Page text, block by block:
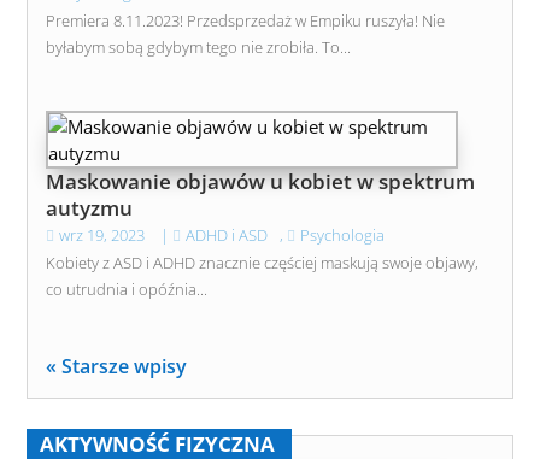
Premiera 8.11.2023! Przedsprzedaż w Empiku ruszyła! Nie
byłabym sobą gdybym tego nie zrobiła. To...
Maskowanie objawów u kobiet w spektrum
autyzmu
wrz 19, 2023 | ADHD i ASD ,
Psychologia
Kobiety z ASD i ADHD znacznie częściej maskują swoje objawy,
co utrudnia i opóźnia...
« Starsze wpisy
AKTYWNOŚĆ FIZYCZNA